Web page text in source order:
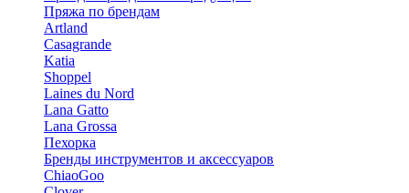
Пряжа по брендам
Artland
Casagrande
Katia
Shoppel
Laines du Nord
Lana Gatto
Lana Grossa
Пехорка
Бренды инструментов и аксессуаров
ChiaoGoo